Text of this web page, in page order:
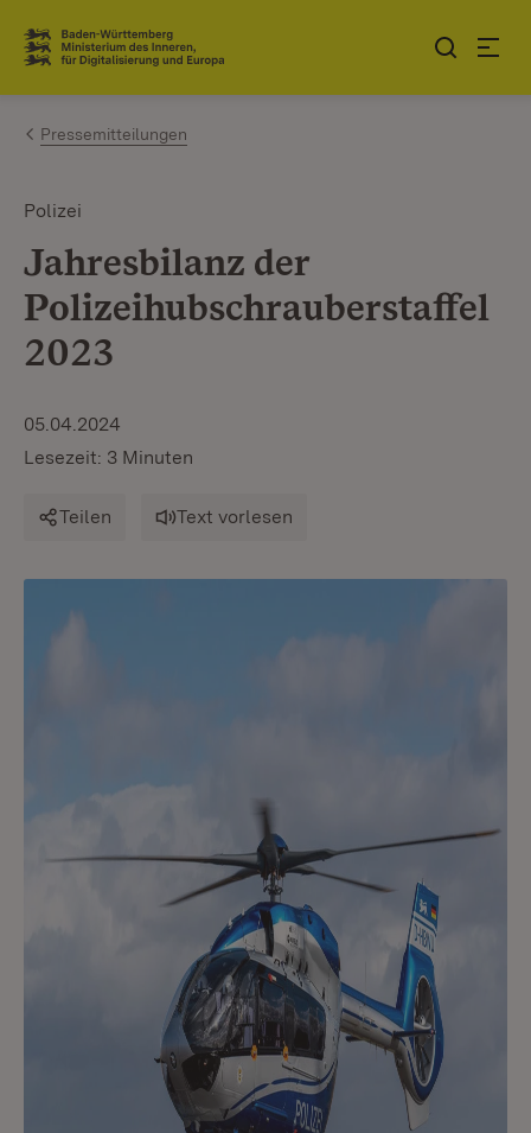
Zum Inhalt springen
Link zur Startseite
Pressemitteilungen
Polizei
Jahresbilanz der
Polizeihubschrauberstaffel
2023
05.04.2024
Lesezeit: 3 Minuten
Teilen Text vorlesen